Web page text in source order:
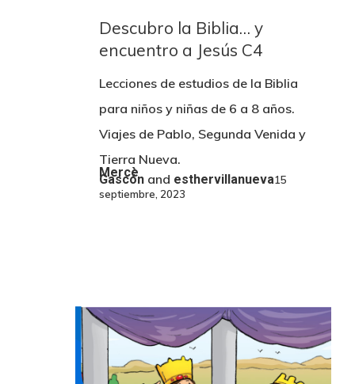
Descubro la Biblia… y
encuentro a Jesús C4
Lecciones de estudios de la Biblia
para niños y niñas de 6 a 8 años.
Viajes de Pablo, Segunda Venida y
Tierra Nueva.
Mercè
Gascón and esthervillanueva15
septiembre, 2023